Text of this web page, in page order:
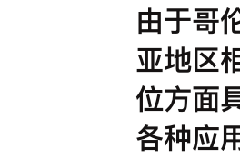
由于哥
亚地区
位方面
各种应